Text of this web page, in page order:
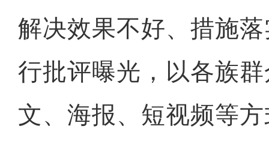
解决效果不好、措施
行批评曝光，以各族
文、海报、短视频等